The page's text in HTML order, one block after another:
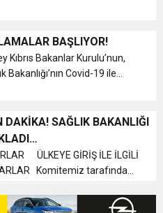
gemisini hedef aldı
ÖNGÖRÜMÜZ
sergi açılışında
bir artışın
dikkat çekti. Koca,...
BAŞLIYOR!
Kıbrıs Bakanlar Kurulu’nun,
Bakanlığı’nın Covid-19 ile
dün onayladığı bildirildi.
Kıbrıs Bakanlar Kurulu’nun,
DAKİKA! SAĞLIK BAKANLIĞI
ÜLKEYE GİRİŞ İLE İLGİLİ
Komitemiz tarafından
veya aşısız olmalarına